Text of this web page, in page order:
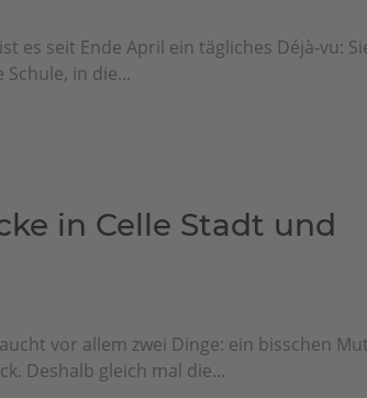
es seit Ende April ein tägliches Déjà-vu:
in die...
in Celle Stadt und
vor allem zwei Dinge: ein bisschen Mut
Deshalb gleich mal die...